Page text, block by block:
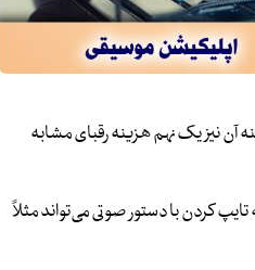
آن نیز یک نهم هزینه رقبای مشابه
کردن با دستور صوتی می‌تواند مثلاً